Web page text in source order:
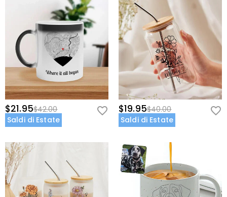
$21.95$42.00
Saldi di Estate
$19.95$40.00
Saldi di Estate